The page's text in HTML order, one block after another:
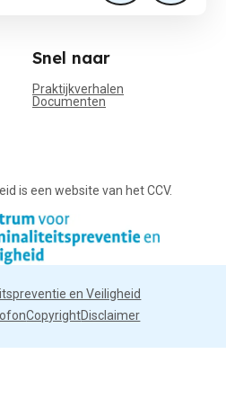
Snel naar
Praktijkverhalen
Documenten
is een website van het CCV.
en Veiligheid
CopyrightDisclaimer